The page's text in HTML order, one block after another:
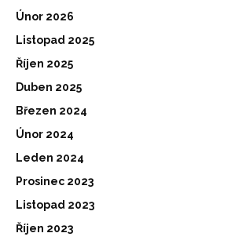
Únor 2026
Listopad 2025
Říjen 2025
Duben 2025
Březen 2024
Únor 2024
Leden 2024
Prosinec 2023
Listopad 2023
Říjen 2023